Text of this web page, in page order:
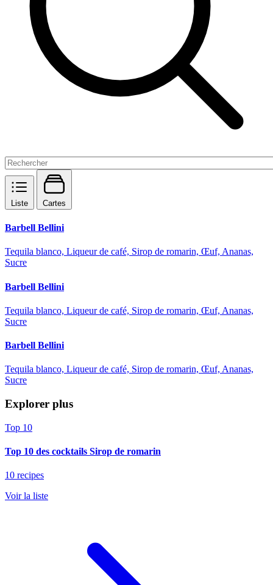
Liste Cartes
Barbell Bellini
Tequila blanco, Liqueur de café, Sirop de romarin, Œuf, Ananas,
Sucre
Barbell Bellini
Tequila blanco, Liqueur de café, Sirop de romarin, Œuf, Ananas,
Sucre
Barbell Bellini
Tequila blanco, Liqueur de café, Sirop de romarin, Œuf, Ananas,
Sucre
Explorer plus
Top 10
Top 10 des cocktails Sirop de romarin
10 recipes
Voir la liste